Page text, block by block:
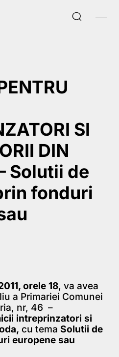
SI
DIN
Solutii de
fonduri
orele 18, va avea
a Primariei Comunei
nr, 46 –
intreprinzatori si
cu tema Solutii de
europene sau